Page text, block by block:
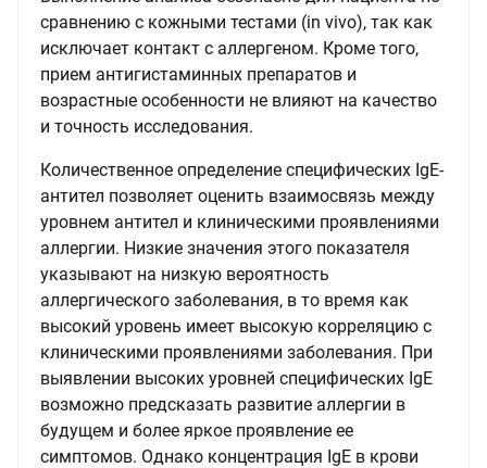
сравнению с кожными тестами (in vivo), так как
исключает контакт с аллергеном. Кроме того,
прием антигистаминных препаратов и
возрастные особенности не влияют на качество
и точность исследования.
Количественное определение специфических IgE-
антител позволяет оценить взаимосвязь между
уровнем антител и клиническими проявлениями
аллергии. Низкие значения этого показателя
указывают на низкую вероятность
аллергического заболевания, в то время как
высокий уровень имеет высокую корреляцию с
клиническими проявлениями заболевания. При
выявлении высоких уровней специфических IgE
возможно предсказать развитие аллергии в
будущем и более яркое проявление ее
симптомов. Однако концентрация IgE в крови